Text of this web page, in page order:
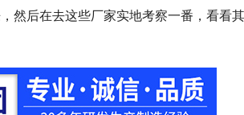
然后在去这些厂家实地考察一番，看看